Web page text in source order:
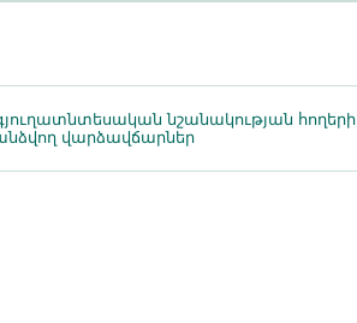
նշանակության հողերի
վարձավճարներ